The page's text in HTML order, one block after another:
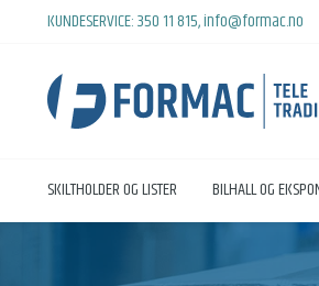
KUNDESERVICE:350 11 815,info@formac.no
SKILTHOLDER OG LISTER BILHALL OG